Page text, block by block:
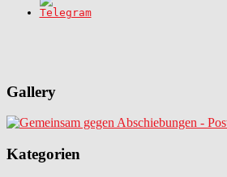
Gallery
Kategorien